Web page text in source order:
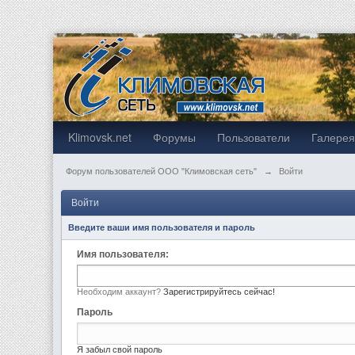
Klimovsk.net Форумы Пользователи Галерея
Форум пользователей ООО "Климовская сеть" → Войти
Войти
Введите ваши имя пользователя и пароль
Имя пользователя:
Необходим аккаунт?Зарегистрируйтесь сейчас!
Пароль
Я забыл свой пароль